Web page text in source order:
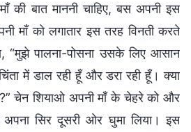
की बात माननी चाहिए, बस अपनी इस
माँ को लगातार इस तरह विनती करते
“मुझे पालना-पोसना उसके लिए आसान
में डाल रही हूँ और डरा रही हूँ। क्या
चेन शियाओ अपनी माँ के चेहरे को और
सिर दूसरी ओर घुमा लिया। इस